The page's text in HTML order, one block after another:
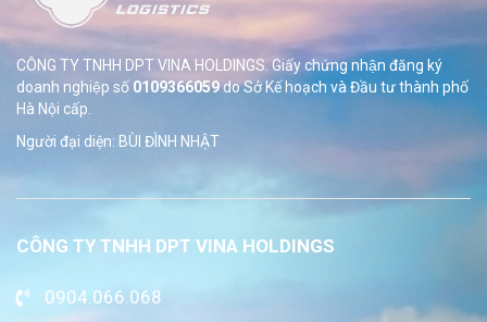
CÔNG TY TNHH DPT VINA HOLDINGS. Giấy chứng nhận đăng ký
doanh nghiệp số 0109366059do SởKế hoạch và Đầu tư thành phố
Hà Nội cấp.
Người đại diện: BÙI ĐÌNH NHẬT
CÔNG TY TNHH DPT VINA HOLDINGS
0904.066.068